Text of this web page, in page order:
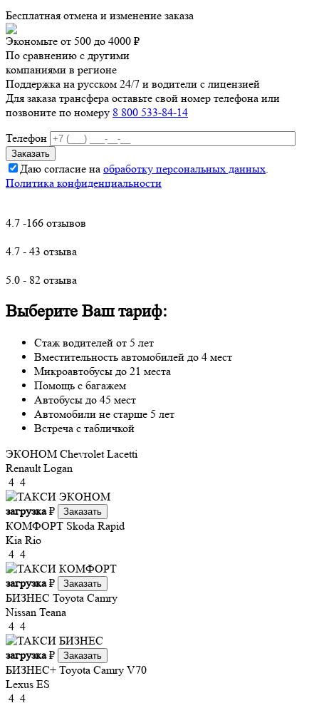
Бесплатная отмена и изменение заказа
Экономьте от 500 до 4000 ₽
По сравнению с другими
компаниями в регионе
Поддержка на русском 24/7 и водители с лицензией
Для заказа трансфера оставьте свой номер телефона или
позвоните по номеру 8 800 533-84-14
Телефон
Даю согласие на обработку персональных данных.
Политика конфиденциальности
4.7 -166 отзывов
4.7 - 43 отзыва
5.0 - 82 отзыва
Выберите Ваш тариф:
Стаж водителей от 5 лет
Вместительность автомобилей до 4 мест
Микроавтобусы до 21 места
Помощь с багажем
Автобусы до 45 мест
Автомобили не старше 5 лет
Встреча с табличкой
ЭКОНОМ Chevrolet Lacetti
Renault Logan
4 4
загрузка₽ Заказать
КОМФОРТ Skoda Rapid
Kia Rio
4 4
загрузка₽ Заказать
БИЗНЕС Toyota Camry
Nissan Teana
4 4
загрузка₽ Заказать
БИЗНЕС+ Toyota Camry V70
Lexus ES
4 4